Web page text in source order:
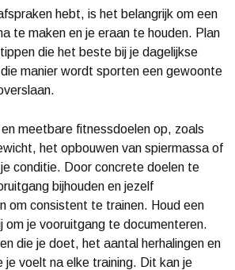
hebt, is het belangrijk om een
te maken en je eraan te houden. Plan
die het beste bij je dagelijkse
manier wordt sporten een gewoonte
meetbare fitnessdoelen op, zoals
het opbouwen van spiermassa of
conditie. Door concrete doelen te
bijhouden en jezelf
om consistent te trainen. Houd een
om je vooruitgang te documenteren.
die je doet, het aantal herhalingen en
je voelt na elke training. Dit kan je